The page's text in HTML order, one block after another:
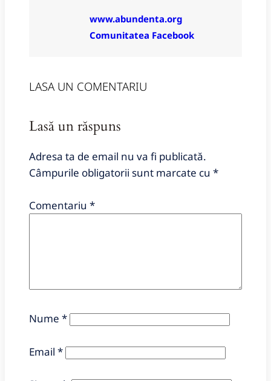
www.abundenta.org
Comunitatea Facebook
LASA UN COMENTARIU
Lasă un răspuns
Adresa ta de email nu va fi publicată.
Câmpurile obligatorii sunt marcate cu *
Comentariu *
Nume *
Email *